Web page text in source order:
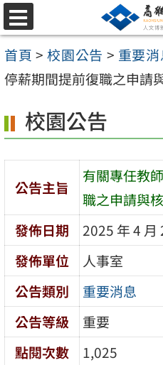
跳
至
主
要
容
區
選
單
首頁 > 校園公告 > 重要
停薪期間提前復職之申請
校園公告
公告主旨
有關專任教
職之申請與
發佈日期
2025 年 4 月
發佈單位
人事室
公告類別
重要消息
公告等級
重要
點閱次數
1,025